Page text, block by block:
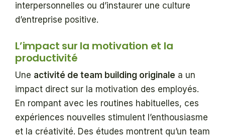
interpersonnelles ou d’instaurer une culture
d’entreprise positive.
L’impact sur la motivation et la
productivité
Une activité de team building originale a un
impact direct sur la motivation des employés.
En rompant avec les routines habituelles, ces
expériences nouvelles stimulent l’enthousiasme
et la créativité. Des études montrent qu’un team